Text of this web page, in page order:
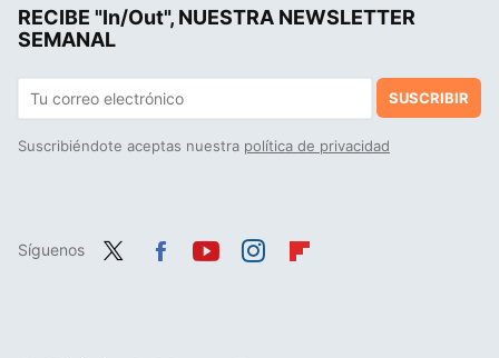
RECIBE "In/Out", NUESTRA NEWSLETTER
SEMANAL
SUSCRIBIR
Suscribiéndote aceptas nuestra política de privacidad
Síguenos